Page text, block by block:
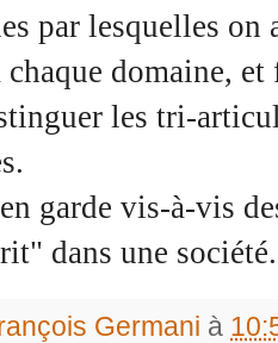
par lesquelles on
chaque domaine,
les tri-
garde vis-à-vis
dans une société.
Germani à